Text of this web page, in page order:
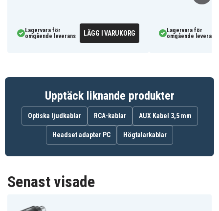
11693
4040849116933
Goobay
Kontakttyp RCA (hona)
Lagervara för
omgående leverans
LÄGG I VARUKORG
Lagervara för
omgående leverans
Upptäck liknande produkter
Optiska ljudkablar RCA-kablar AUX Kabel 3,5 mm
Headset adapter PC Högtalarkablar
Senast visade